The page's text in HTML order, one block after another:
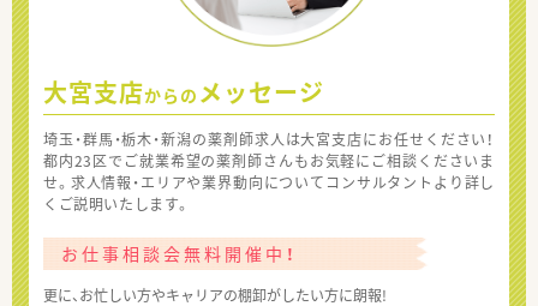
大宮支店からの メッセージ
埼玉・群馬・栃木・新潟の薬剤師求人は大宮支店にお任せください！
都内23区でご就業希望の薬剤師さんもお気軽にご相談くださいま
せ。求人情報・エリアや業界動向についてコンサルタントより詳し
くご説明いたします。
お仕事相談会無料開催中！
更に、お忙しい方やキャリアの棚卸がしたい方に朗報!